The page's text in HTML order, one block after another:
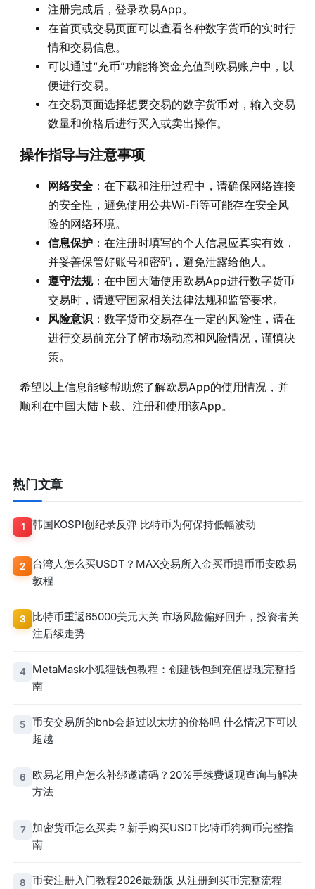
注册完成后，登录欧易App。
在首页或交易页面可以查看各种数字货币的实时行
情和交易信息。
可以通过“充币”功能将资金充值到欧易账户中，以
便进行交易。
在交易页面选择想要交易的数字货币对，输入交易
数量和价格后进行买入或卖出操作。
操作指导与注意事项
网络安全 ：在下载和注册过程中，请确保网络连接
的安全性，避免使用公共Wi-Fi等可能存在安全风
险的网络环境。
信息保护 ：在注册时填写的个人信息应真实有效，
并妥善保管好账号和密码，避免泄露给他人。
遵守法规：在中国大陆使用欧易App进行数字货币
交易时，请遵守国家相关法律法规和监管要求。
风险意识 ：数字货币交易存在一定的风险性，请在
进行交易前充分了解市场动态和风险情况，谨慎决
策。
希望以上信息能够帮助您了解欧易App的使用情况，并
顺利在中国大陆下载、注册和使用该App。
热门文章
1 韩国KOSPI创纪录反弹 比特币为何保持低幅波动
2
台湾人怎么买USDT？MAX交易所入金买币提币币安欧易
教程
3
比特币重返65000美元大关 市场风险偏好回升，投资者关
注后续走势
4
MetaMask小狐狸钱包教程：创建钱包到充值提现完整指
南
5
币安交易所的bnb会超过以太坊的价格吗 什么情况下可以
超越
6
欧易老用户怎么补绑邀请码？20%手续费返现查询与解决
方法
7
加密货币怎么买卖？新手购买USDT比特币狗狗币完整指
南
8
币安注册入门教程2026最新版 从注册到买币完整流程